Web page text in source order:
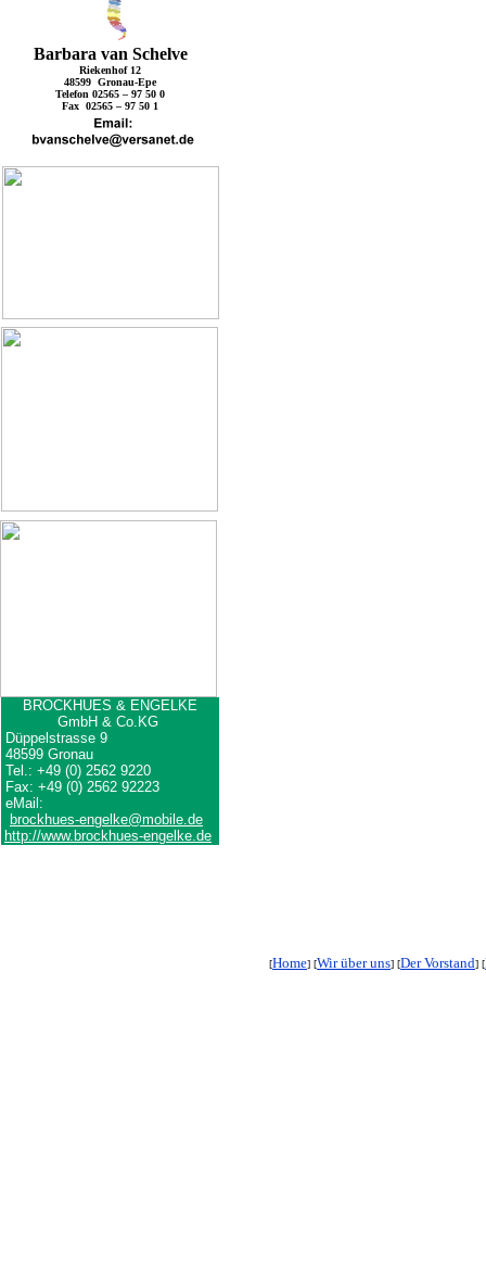
Barbara van Schelve
Riekenhof 12
48599 Gronau-Epe
Telefon 02565 – 97 50 0
Fax 02565 – 97 50 1
BROCKHUES & ENGELKE
GmbH & Co.KG
Düppelstrasse 9
48599 Gronau
Tel.: +49 (0) 2562 9220
Fax: +49 (0) 2562 92223
eMail:
brockhues-engelke@mobile.de
http://www.brockhues-engelke.de
[Home] [Wir über uns] [Der Vorstand] [